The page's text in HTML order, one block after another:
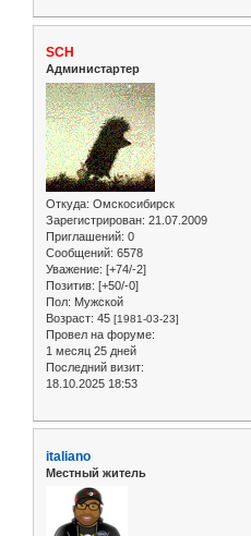
SCH
Администартер
Откуда: Омскосибирск
Зарегистрирован: 21.07.2009
Приглашений: 0
Сообщений: 6578
Уважение: [+74/-2]
Позитив: [+50/-0]
Пол: Мужской
Возраст: 45 [1981-03-23]
Провел на форуме:
1 месяц 25 дней
Последний визит:
18.10.2025 18:53
italiano
Местный житель